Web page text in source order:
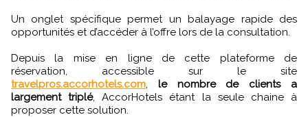
Un onglet spécifique permet un balayage rapide des
opportunités et d’accéder à l’offre lors de la consultation.
Depuis la mise en ligne de cette plateforme de
réservation, accessible sur le site
travelpros.accorhotels.com
le nombre de clients a
largement triplé, AccorHotels étant la seule chaine à
proposer cette solution.